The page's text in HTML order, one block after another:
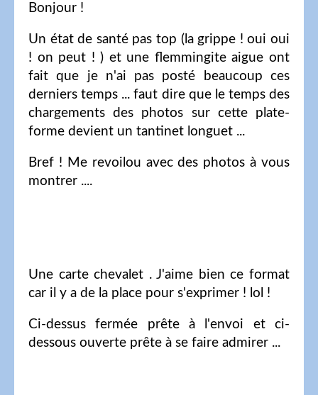
Bonjour !
Un état de santé pas top (la grippe ! oui oui
! on peut ! ) et une flemmingite aigue ont
fait que je n'ai pas posté beaucoup ces
derniers temps ... faut dire que le temps des
chargements des photos sur cette plate-
forme devient un tantinet longuet ...
Bref ! Me revoilou avec des photos à vous
montrer ....
Une carte chevalet . J'aime bien ce format
car il y a de la place pour s'exprimer ! lol !
Ci-dessus fermée prête à l'envoi et ci-
dessous ouverte prête à se faire admirer ...